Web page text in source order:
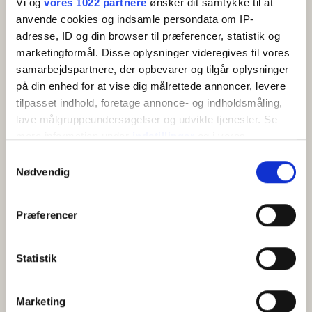
Vi og vores 1022 partnere ønsker dit samtykke til at
anvende cookies og indsamle persondata om IP-
adresse, ID og din browser til præferencer, statistik og
marketingformål. Disse oplysninger videregives til vores
samarbejdspartnere, der opbevarer og tilgår oplysninger
på din enhed for at vise dig målrettede annoncer, levere
tilpasset indhold, foretage annonce- og indholdsmåling,
lave målgruppeundersøgelser og udvikle tjenester. Se
tilbage eller ændre indstillinger fra vores
"Cookiedeklaration", eller ved at trykke på "Privacy
Indsamle præcise oplysninger om din placering,
Identificere din enhed baseret på en scanning af
dens unikke karakteristika (fingerprinting)
Nødvendig
Præferencer
Statistik
Marketing
Adresse: Havnebryggen 5, lejlighed 6, 3740 Svaneke
Køleskab
Kaffemaskine/elkedel
Køkken
KORT
−